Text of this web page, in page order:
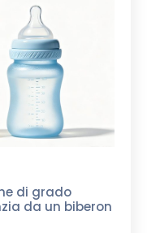
di grado
da un biberon